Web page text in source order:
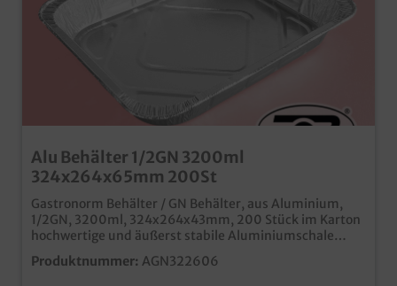
Alu Behälter 1/2GN 3200ml
324x264x65mm 200St
Gastronorm Behälter / GN Behälter, aus Aluminium,
1/2GN, 3200ml, 324x264x43mm, 200 Stück im Karton
hochwertige und äußerst stabile Aluminiumschale
hitzefest bis 380°C passende Aluminiumdeckel separat
bestellbar ideal für den Einsatz in Restaurants,
Produktnummer: AGN322606